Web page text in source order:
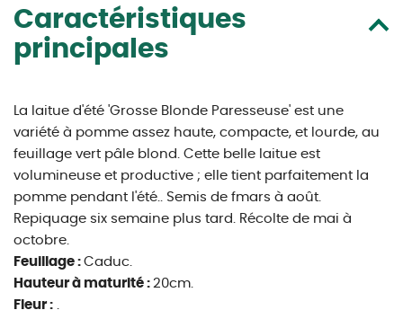
Caractéristiques
principales
La laitue d'été 'Grosse Blonde Paresseuse' est une
variété à pomme assez haute, compacte, et lourde, au
feuillage vert pâle blond. Cette belle laitue est
volumineuse et productive ; elle tient parfaitement la
pomme pendant l'été.. Semis de fmars à août.
Repiquage six semaine plus tard. Récolte de mai à
octobre.
Feuillage : Caduc.
Hauteur à maturité : 20cm.
Fleur : .